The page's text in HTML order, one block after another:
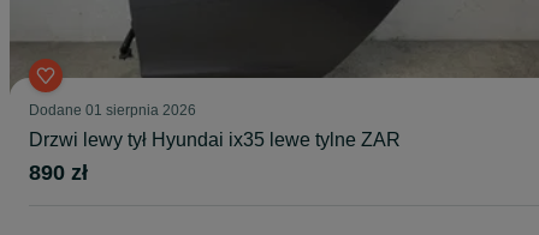
Dodane 01 sierpnia 2026
Drzwi lewy tył Hyundai ix35 lewe tylne ZAR
890 zł